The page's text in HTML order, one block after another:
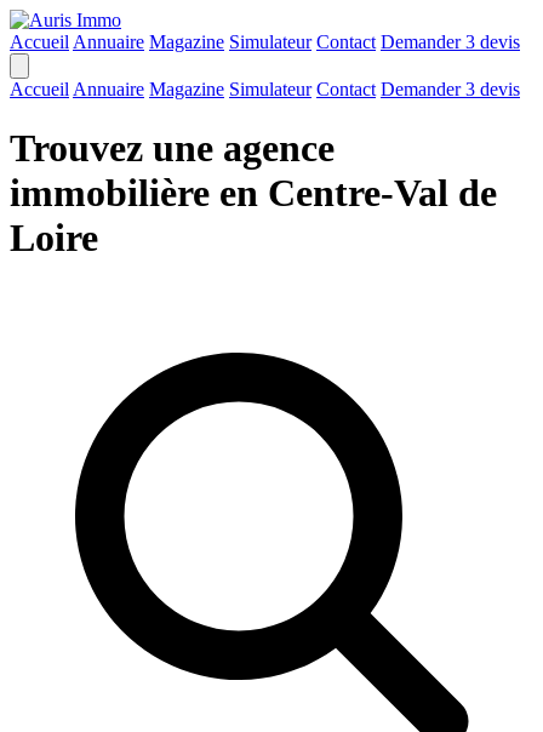
Accueil Annuaire Magazine Simulateur Contact Demander 3 devis
Accueil Annuaire Magazine Simulateur Contact Demander 3 devis
Trouvez une agence
immobilière en Centre-Val de
Loire